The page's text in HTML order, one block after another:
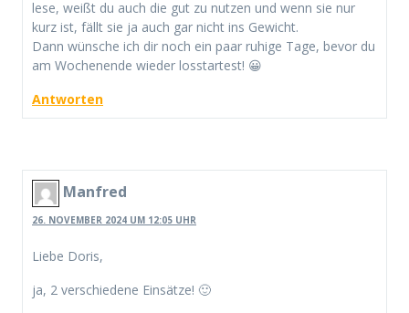
lese, weißt du auch die gut zu nutzen und wenn sie nur
kurz ist, fällt sie ja auch gar nicht ins Gewicht.
Dann wünsche ich dir noch ein paar ruhige Tage, bevor du
am Wochenende wieder losstartest! 😀
Antworten
Manfred
26. NOVEMBER 2024 UM 12:05 UHR
Liebe Doris,
ja, 2 verschiedene Einsätze! 🙂